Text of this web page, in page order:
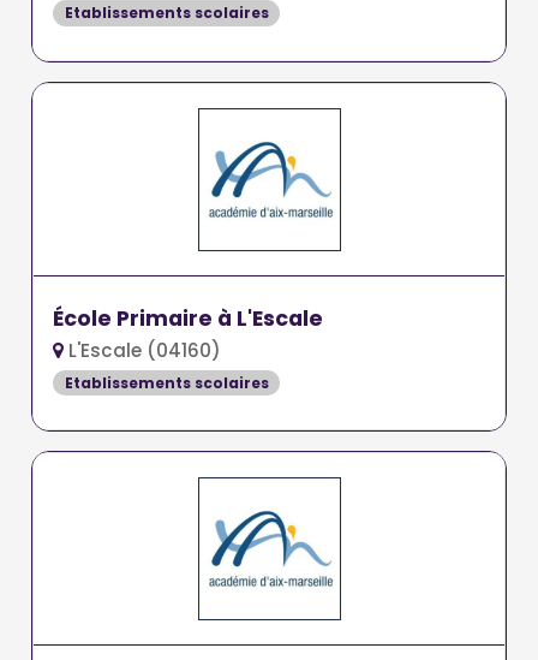
Etablissements scolaires
École Primaire à L'Escale
L'Escale (04160)
Etablissements scolaires